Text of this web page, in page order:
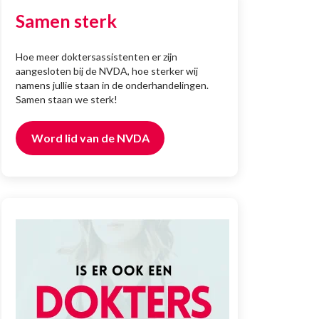
Samen sterk
Hoe meer doktersassistenten er zijn
aangesloten bij de NVDA, hoe sterker wij
namens jullie staan in de onderhandelingen.
Samen staan we sterk!
Word lid van de NVDA